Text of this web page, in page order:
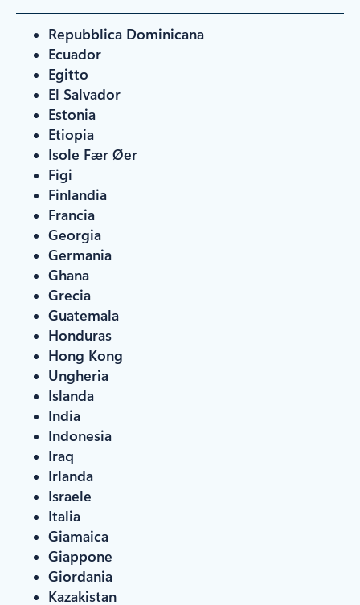
Repubblica Dominicana
Ecuador
Egitto
El Salvador
Estonia
Etiopia
Isole Fær Øer
Figi
Finlandia
Francia
Georgia
Germania
Ghana
Grecia
Guatemala
Honduras
Hong Kong
Ungheria
Islanda
India
Indonesia
Iraq
Irlanda
Israele
Italia
Giamaica
Giappone
Giordania
Kazakistan